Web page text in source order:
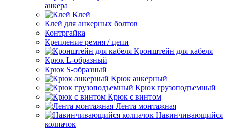
анкера
Клей
Клей для анкерных болтов
Контргайка
Крепление ремня / цепи
Кронштейн для кабеля
Крюк L-образный
Крюк S-образный
Крюк анкерный
Крюк грузоподъемный
Крюк с винтом
Лента монтажная
Навинчивающийся
колпачок